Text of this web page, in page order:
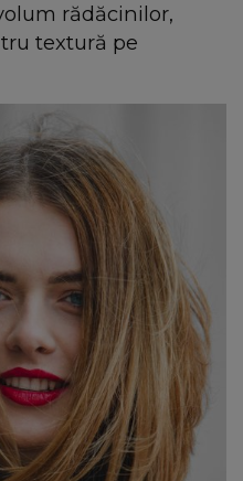
rădăcinilor,
textură pe